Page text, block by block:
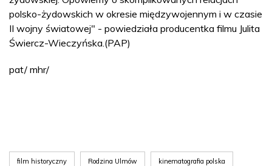
polsko-żydowskich w okresie międzywojennym i w czasie
II wojny światowej" - powiedziała producentka filmu Julita
Świercz-Wieczyńska.(PAP)
pat/ mhr/
film historyczny Rodzina Ulmów kinematografia polska